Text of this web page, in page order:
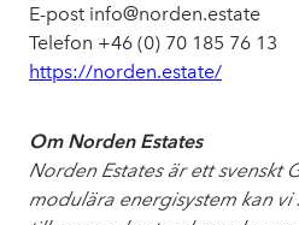
E-post info@norden.estate
Telefon +46 (0) 70 185 76 13
https://norden.estate/
Om Norden Estates
Norden Estates är ett svenskt
modulära energisystem kan